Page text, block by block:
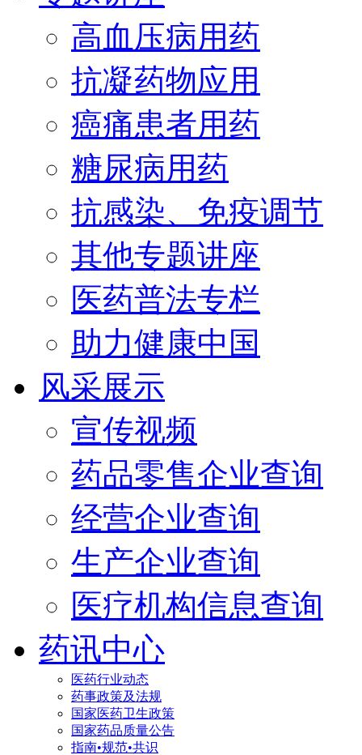
高血压病用药
抗凝药物应用
癌痛患者用药
糖尿病用药
抗感染、免疫调节
其他专题讲座
医药普法专栏
助力健康中国
风采展示
宣传视频
药品零售企业查询
经营企业查询
生产企业查询
医疗机构信息查询
药讯中心
医药行业动态
药事政策及法规
国家医药卫生政策
国家药品质量公告
指南•规范•共识